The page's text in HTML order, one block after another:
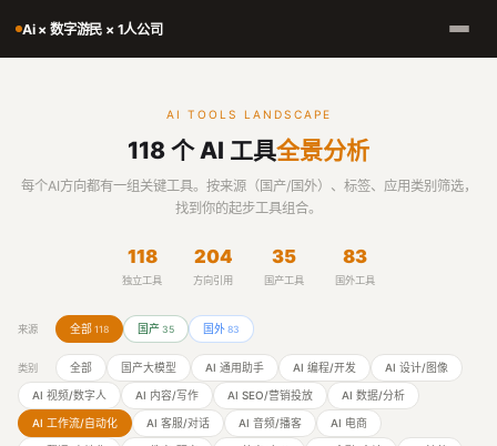
Ai × 数字游民 × 1人公司
AI TOOLS LANDSCAPE
118 个 AI 工具全景分析
每个AI方向都有一组关键工具。按来源（国产/国外）、标签、应用类别筛选，
找到你的起步工具组合。
118
独立工具
204
方向引用
35
国产工具
83
国外工具
来源 全部 118 国产 35 国外 83
类别 全部 国产大模型 AI 通用助手 AI 编程/开发 AI 设计/图像
AI 视频/数字人 AI 内容/写作 AI SEO/营销投放 AI 数据/分析
AI 工作流/自动化 AI 客服/对话 AI 音频/播客 AI 电商